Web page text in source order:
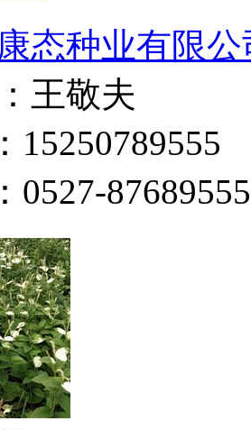
态种业有限公
王敬夫
87689555